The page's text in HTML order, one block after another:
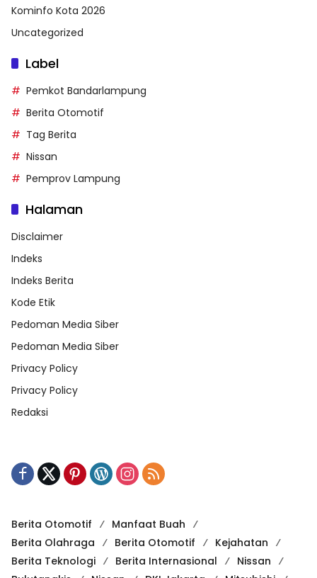
Kominfo Kota 2026
Uncategorized
Label
Pemkot Bandarlampung
Berita Otomotif
Tag Berita
Nissan
Pemprov Lampung
Halaman
Disclaimer
Indeks
Indeks Berita
Kode Etik
Pedoman Media Siber
Pedoman Media Siber
Privacy Policy
Privacy Policy
Redaksi
Berita Otomotif
Manfaat Buah
Berita Olahraga
Berita Otomotif
Kejahatan
Berita Teknologi
Berita Internasional
Nissan